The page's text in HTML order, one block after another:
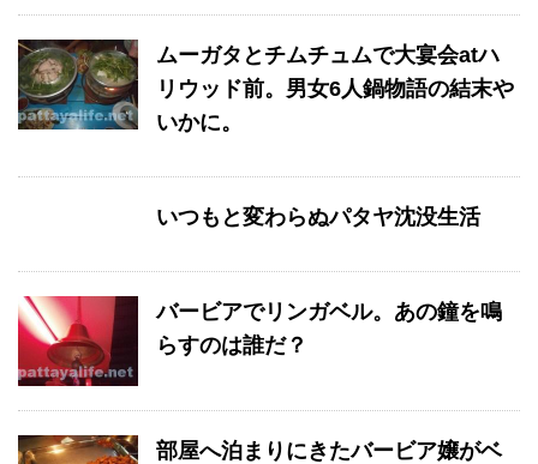
ムーガタとチムチュムで大宴会atハ
リウッド前。男女6人鍋物語の結末や
いかに。
いつもと変わらぬパタヤ沈没生活
バービアでリンガベル。あの鐘を鳴
らすのは誰だ？
部屋へ泊まりにきたバービア嬢がベ